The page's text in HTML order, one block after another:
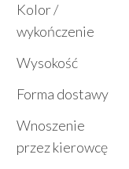
Kolor /
wykończenie
Wysokość
Forma dostawy
Wnoszenie
przez kierowcę